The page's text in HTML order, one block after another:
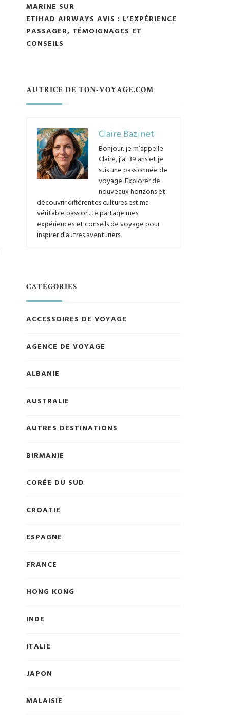
MARINE SUR
ETIHAD AIRWAYS AVIS : L’EXPÉRIENCE
PASSAGER, TÉMOIGNAGES ET
CONSEILS
AUTRICE DE TON-VOYAGE.COM
Claire Bazinet
Bonjour, je m’appelle
Claire, j’ai 39 ans et je
suis une passionnée de
voyage. Explorer de
nouveaux horizons et
découvrir différentes cultures est ma
véritable passion. Je partage mes
expériences et conseils de voyage pour
inspirer d’autres aventuriers.
CATÉGORIES
ACCESSOIRES DE VOYAGE
AGENCE DE VOYAGE
ALBANIE
AUSTRALIE
AUTRES DESTINATIONS
BIRMANIE
CORÉE DU SUD
CROATIE
ESPAGNE
FRANCE
HONG KONG
INDE
ITALIE
JAPON
MALAISIE